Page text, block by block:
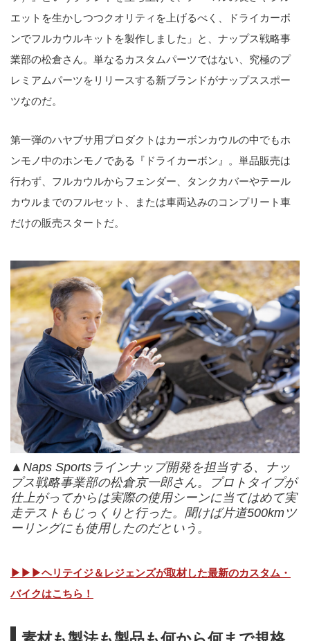
エットを生かしつつクオリティを上げるべく、ドライカーボ
ンでフルカウルキットを製作しました」と、ナップス戦略事
業部の松倉さん。単なるカスタムパーツではない、究極のプ
レミアムパーツをリリースする新ブランドがナップススポー
ツなのだ。
第一弾のハヤブサ用プロダクトはカーボンカウルの中でもホ
ンモノ中のホンモノである『ドライカーボン』。単品販売は
行わず、フルカウルからフェンダー、タンクカバーやテール
カウルまでのフルセット、または車両込みのコンプリート車
だけの販売スタートだ。
▲Naps Sportsラインナップ開発を担当する、ナッ
プス戦略事業部の松倉京一郎さん。プロトタイプが
仕上がってからは実際の使用シーンに当てはめて実
走テストもじっくりと行った。聞けば片道500kmツ
ーリングにも使用したのだという。
▶▶▶ヘリテイジ＆レジェンズが取材した最新のカスタム・
バイクはこちら！